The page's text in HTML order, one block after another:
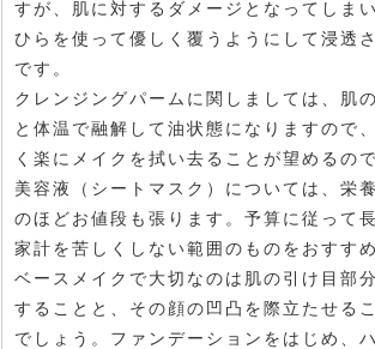
すが、肌に対するダメージとなってしま
ひらを使って優しく覆うようにして浸透
です。
クレンジングパームに関しましては、肌
と体温で融解して油状態になりますので
く楽にメイクを拭い去ることが望めるので
美容液（シートマスク）については、栄
のほどお値段も張ります。予算に従って
家計を苦しくしない範囲のものをおすす
ベースメイクで大切なのは肌の引け目部
することと、その顔の凹凸を際立たせる
でしょう。ファンデーションをはじめ、